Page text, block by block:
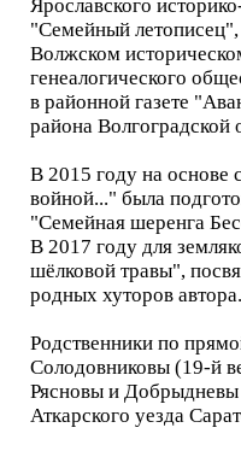
Ярославского
"Семейный
Волжском
генеалогического
в районной газете
района Волгоградской
В 2015 году на основе
войной..." была
"Семейная шеренга
В 2017 году для
шёлковой травы",
родных хуторов автора.
Родственники по
Солодовниковы (19-й
Рясновы и Добрыдневы
Аткарского уезда